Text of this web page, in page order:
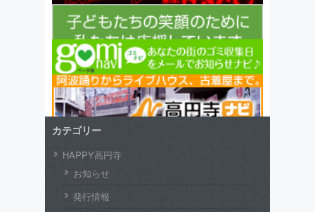
カテゴリー
HAPPY高円寺
お知らせ
発行情報